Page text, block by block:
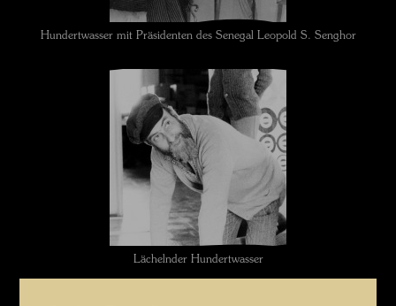
Hundertwasser mit Präsidenten des Senegal Leopold S. Senghor
Lächelnder Hundertwasser